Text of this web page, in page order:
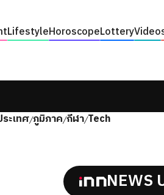
LifestyleHoroscopeLotteryVideo
ะเทศ/ภูมิภาค/กีฬา/Tech
NEWS